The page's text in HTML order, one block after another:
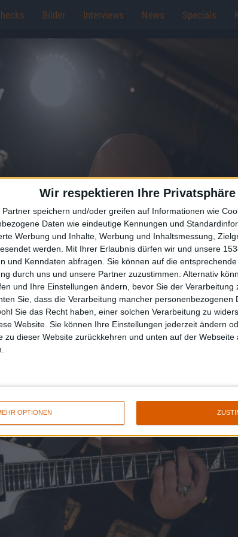
Wir respektieren Ihre Privatsphäre
speichern und/oder greifen auf Informationen wie
Daten wie eindeutige Kennungen und
Werbung und Inhalte, Werbung und Inhaltsmessung,
werden. Mit Ihrer Erlaubnis dürfen wir und unsere
und Kenndaten abfragen. Sie können auf die
durch uns und unsere Partner zuzustimmen. Alternativ
und Ihre Einstellungen ändern, bevor Sie der Verarbeitung
Sie, dass die Verarbeitung mancher personenbezogenen
Sie das Recht haben, einer solchen Verarbeitung zu
Website. Sie können Ihre Einstellungen jederzeit ändern
zu dieser Website zurückkehren und unten auf der Webseite
OPTIONEN
Bilder Interviews News Specials